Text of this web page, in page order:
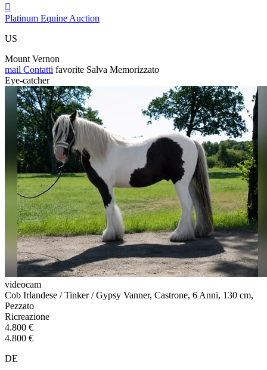

Platinum Equine Auction
US
Mount Vernon
mail Contatti favorite Salva Memorizzato
Eye-catcher
videocam
Cob Irlandese / Tinker / Gypsy Vanner, Castrone, 6 Anni, 130 cm,
Pezzato
Ricreazione
4.800 €
4.800 €
DE